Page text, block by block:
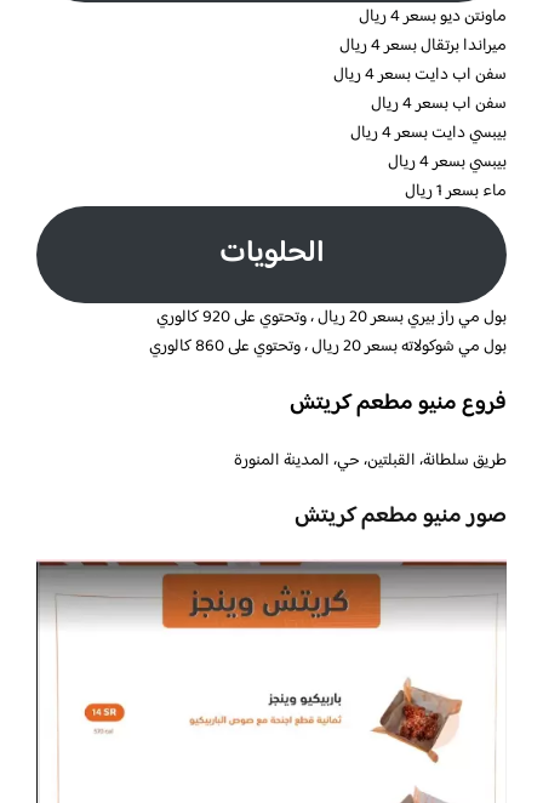
ماونتن ديو بسعر 4 ريال
ميراندا برتقال بسعر 4 ريال
سفن اب دايت بسعر 4 ريال
سفن اب بسعر 4 ريال
بيبسي دايت بسعر 4 ريال
بيبسي بسعر 4 ريال
ماء بسعر 1 ريال
الحلويات
بول مي راز بيري بسعر 20 ريال ، وتحتوي على 920 كالوري
بول مي شوكولاته بسعر 20 ريال ، وتحتوي على 860 كالوري
فروع منيو مطعم كريتش
طريق سلطانة، القبلتين، حي، المدينة المنورة
صور منيو مطعم كريتش